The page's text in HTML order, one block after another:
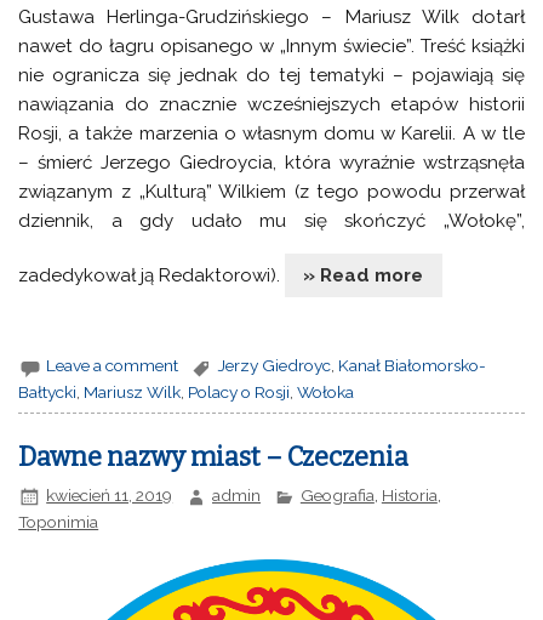
Gustawa Herlinga-Grudzińskiego – Mariusz Wilk dotarł
nawet do łagru opisanego w „Innym świecie”. Treść książki
nie ogranicza się jednak do tej tematyki – pojawiają się
nawiązania do znacznie wcześniejszych etapów historii
Rosji, a także marzenia o własnym domu w Karelii. A w tle
– śmierć Jerzego Giedroycia, która wyraźnie wstrząsnęła
związanym z „Kulturą” Wilkiem (z tego powodu przerwał
dziennik, a gdy udało mu się skończyć „Wołokę”,
zadedykował ją Redaktorowi). » Read more
Leave a comment Jerzy Giedroyc, Kanał Białomorsko-
Bałtycki Mariusz Wilk Polacy o Rosji ,Wołoka
Dawne nazwy miast – Czeczenia
kwiecień 11, 2019 admin Geografia, Historia,
Toponimia